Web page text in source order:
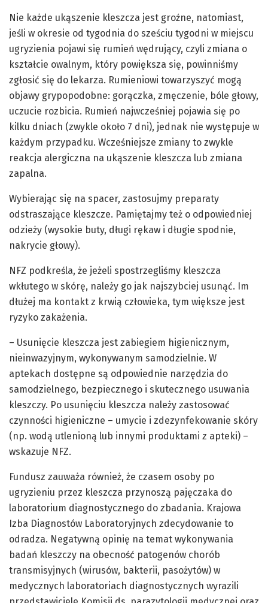
Nie każde ukąszenie kleszcza jest groźne, natomiast,
jeśli w okresie od tygodnia do sześciu tygodni w miejscu
ugryzienia pojawi się rumień wędrujący, czyli zmiana o
kształcie owalnym, który powiększa się, powinniśmy
zgłosić się do lekarza. Rumieniowi towarzyszyć mogą
objawy grypopodobne: gorączka, zmęczenie, bóle głowy,
uczucie rozbicia. Rumień najwcześniej pojawia się po
kilku dniach (zwykle około 7 dni), jednak nie występuje w
każdym przypadku. Wcześniejsze zmiany to zwykle
reakcja alergiczna na ukąszenie kleszcza lub zmiana
zapalna.
Wybierając się na spacer, zastosujmy preparaty
odstraszające kleszcze. Pamiętajmy też o odpowiedniej
odzieży (wysokie buty, długi rękaw i długie spodnie,
nakrycie głowy).
NFZ podkreśla, że jeżeli spostrzegliśmy kleszcza
wkłutego w skórę, należy go jak najszybciej usunąć. Im
dłużej ma kontakt z krwią człowieka, tym większe jest
ryzyko zakażenia.
– Usunięcie kleszcza jest zabiegiem higienicznym,
nieinwazyjnym, wykonywanym samodzielnie. W
aptekach dostępne są odpowiednie narzędzia do
samodzielnego, bezpiecznego i skutecznego usuwania
kleszczy. Po usunięciu kleszcza należy zastosować
czynności higieniczne – umycie i zdezynfekowanie skóry
(np. wodą utlenioną lub innymi produktami z apteki) –
wskazuje NFZ.
Fundusz zauważa również, że czasem osoby po
ugryzieniu przez kleszcza przynoszą pajęczaka do
laboratorium diagnostycznego do zbadania. Krajowa
Izba Diagnostów Laboratoryjnych zdecydowanie to
odradza. Negatywną opinię na temat wykonywania
badań kleszczy na obecność patogenów chorób
transmisyjnych (wirusów, bakterii, pasożytów) w
medycznych laboratoriach diagnostycznych wyrazili